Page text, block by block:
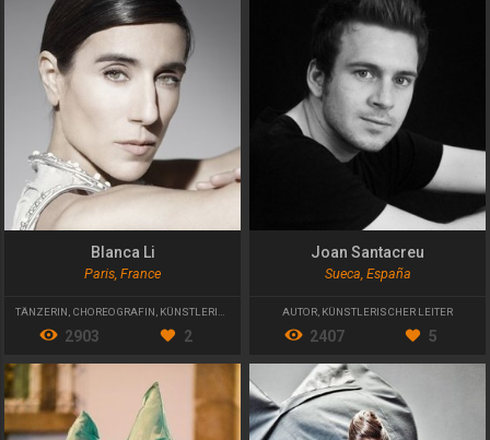
Blanca Li
Paris, France
TÄNZERIN CHOREOGRAFIN KÜNSTLERISCHE LEITERIN
2903 2
Joan Santacreu
Sueca, España
AUTOR KÜNSTLERISCHER LEITER
2407 5